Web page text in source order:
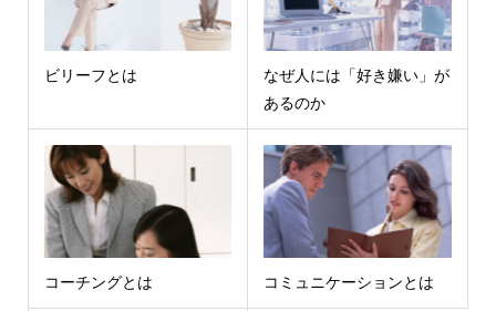
ビリーフとは
なぜ人には「好き嫌い」が
あるのか
コーチングとは コミュニケーションとは